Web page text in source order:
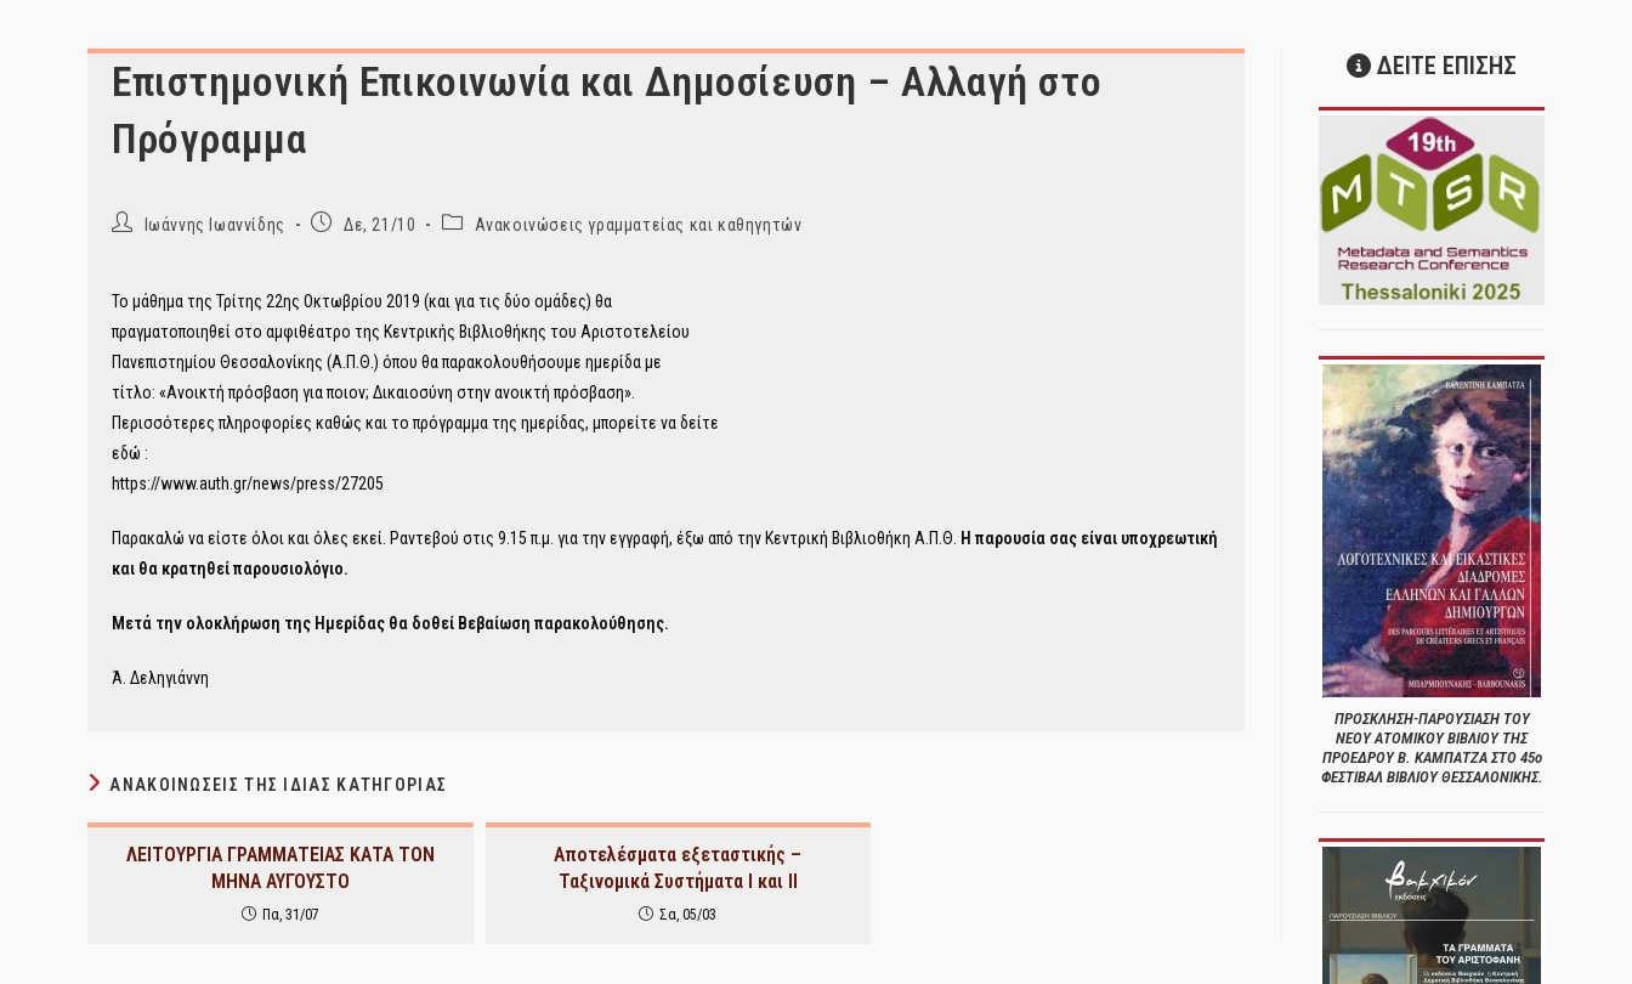
Επιστημονική Επικοινωνία και Δημοσίευση – Αλλαγή στο
Πρόγραμμα
PostΙωάννης Ιωαννίδης
PostΔε, 21/10
PostΑνακοινώσεις γραμματείας και καθηγητών
Το μάθημα της Τρίτης 22ης Οκτωβρίου 2019 (και για τις δύο ομάδες) θα
πραγματοποιηθεί στο αμφιθέατρο της Κεντρικής Βιβλιοθήκης του Αριστοτελείου
Πανεπιστημίου Θεσσαλονίκης (Α.Π.Θ.) όπου θα παρακολουθήσουμε ημερίδα με
τίτλο: «Ανοικτή πρόσβαση για ποιον; Δικαιοσύνη στην ανοικτή πρόσβαση».
Περισσότερες πληροφορίες καθώς και το πρόγραμμα της ημερίδας, μπορείτε να δείτε
εδώ :
https://www.auth.gr/news/press/27205
Παρακαλώ να είστε όλοι και όλες εκεί. Ραντεβού στις 9.15 π.μ. για την εγγραφή, έξω από την Κεντρική Βιβλιοθήκη Α.Π.Θ. Η παρουσία σας είναι υποχρεωτική
και θα κρατηθεί παρουσιολόγιο.
Μετά την ολοκλήρωση της Ημερίδας θα δοθεί Βεβαίωση παρακολούθησης.
Ά. Δεληγιάννη
ΑΝΑΚΟΙΝΏΣΕΙΣ ΤΗΣ ΊΔΙΑΣ ΚΑΤΗΓΟΡΊΑΣ
ΛΕΙΤΟΥΡΓΙΑ ΓΡΑΜΜΑΤΕΙΑΣ ΚΑΤΑ ΤΟΝ
ΜΗΝΑ ΑΥΓΟΥΣΤΟ
Πα, 31/07
Αποτελέσματα εξεταστικής –
Ταξινομικά Συστήματα Ι και ΙΙ
Σα, 05/03
ΔΕΙΤΕ ΕΠΙΣΗΣ
ΠΡΟΣΚΛΗΣΗ-ΠΑΡΟΥΣΙΑΣΗ ΤΟΥ
ΝΕΟΥ ΑΤΟΜΙΚΟΥ ΒΙΒΛΙΟΥ ΤΗΣ
ΠΡΟΕΔΡΟΥ Β. ΚΑΜΠΑΤΖΑ ΣΤΟ 45ο
ΦΕΣΤΙΒΑΛ ΒΙΒΛΙΟΥ ΘΕΣΣΑΛΟΝΙΚΗΣ.